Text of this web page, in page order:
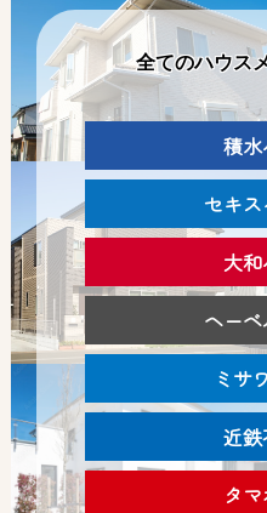
全てのハウス
積
セキ
大
ヘー
ミサ
近
タ